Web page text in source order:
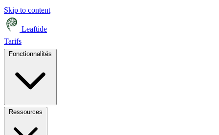
Skip to content
Leaftide
Tarifs